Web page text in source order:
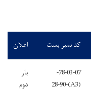
کد نمبر بست اعلان
78-03-07-
(A3)-28-90
بار
دوم